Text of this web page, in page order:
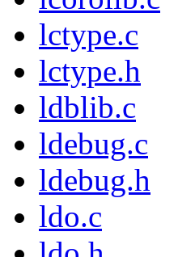
lctype.c
lctype.h
ldblib.c
ldebug.c
ldebug.h
ldo.c